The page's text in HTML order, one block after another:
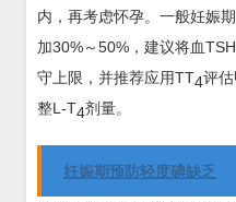
内，再考虑怀孕。一般妊娠
加30%～50%，建议将血
守上限，并推荐应用TT4评
整L-T4剂量。
妊娠期预防轻度碘缺乏